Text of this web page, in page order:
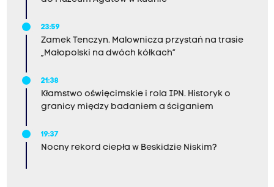
23:59
Zamek Tenczyn. Malownicza przystań na trasie
„Małopolski na dwóch kółkach”
21:38
Kłamstwo oświęcimskie i rola IPN. Historyk o
granicy między badaniem a ściganiem
19:37
Nocny rekord ciepła w Beskidzie Niskim?